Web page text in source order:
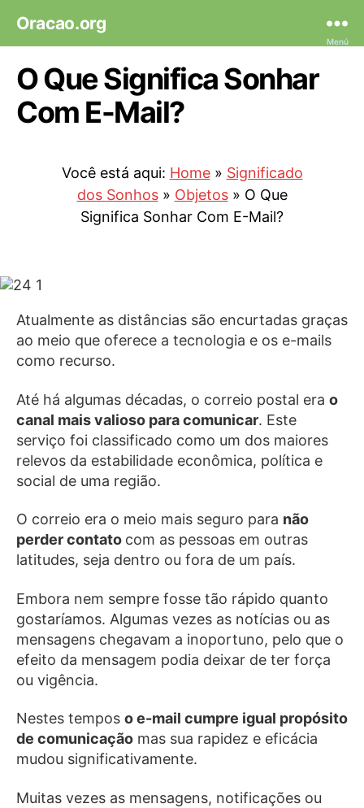
Oracao.org
Menú
O Que Significa Sonhar
Com E-Mail?
Você está aqui: Home» Significado
dos Sonhos» Objetos» O Que
Significa Sonhar Com E-Mail?
Atualmente as distâncias são encurtadas graças
ao meio que oferece a tecnologia e os e-mails
como recurso.
Até há algumas décadas, o correio postal era o
canal mais valioso para comunicar. Este
serviço foi classificado como um dos maiores
relevos da estabilidade econômica, política e
social de uma região.
O correio era o meio mais seguro para não
perder contato com as pessoas em outras
latitudes, seja dentro ou fora de um país.
Embora nem sempre fosse tão rápido quanto
gostaríamos. Algumas vezes as notícias ou as
mensagens chegavam a inoportuno, pelo que o
efeito da mensagem podia deixar de ter força
ou vigência.
Nestes tempos o e-mail cumpre igual propósito
de comunicação mas sua rapidez e eficácia
mudou significativamente.
Muitas vezes as mensagens, notificações ou